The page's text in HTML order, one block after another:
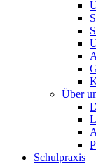
Über
Schulpraxis